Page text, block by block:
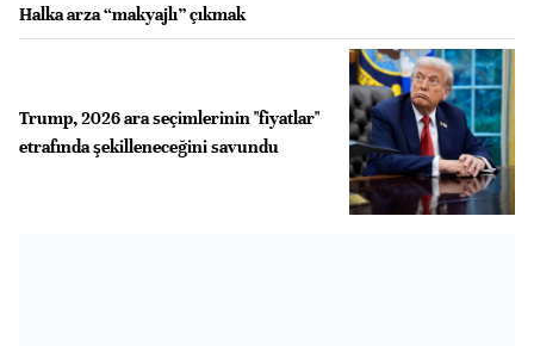
Halka arza “makyajlı” çıkmak
Trump, 2026 ara seçimlerinin "fiyatlar"
etrafında şekilleneceğini savundu